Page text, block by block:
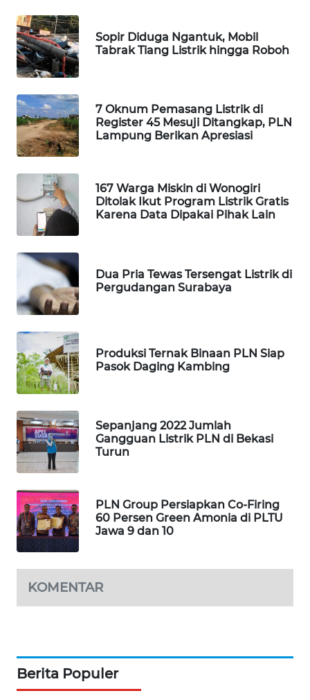
Sopir Diduga Ngantuk, Mobil
Tabrak Tiang Listrik hingga Roboh
7 Oknum Pemasang Listrik di
Register 45 Mesuji Ditangkap, PLN
Lampung Berikan Apresiasi
167 Warga Miskin di Wonogiri
Ditolak Ikut Program Listrik Gratis
Karena Data Dipakai Pihak Lain
Dua Pria Tewas Tersengat Listrik di
Pergudangan Surabaya
Produksi Ternak Binaan PLN Siap
Pasok Daging Kambing
Sepanjang 2022 Jumlah
Gangguan Listrik PLN di Bekasi
Turun
PLN Group Persiapkan Co-Firing
60 Persen Green Amonia di PLTU
Jawa 9 dan 10
KOMENTAR
Berita Populer
WAHANA
INFRASTRUKTUR
WAHANA
KONSUMEN
WAHANA
LISTRIK
WAHANA
TRAVEL
WAHANA
TV
WAHANANEWS
ID
WAHANANEWS
CO ID
WAHANANEWS
WAHANA
SPORT
WAHANA
UMKM
WAHANA
WAHANA
PERSONA
OTOMOTIF